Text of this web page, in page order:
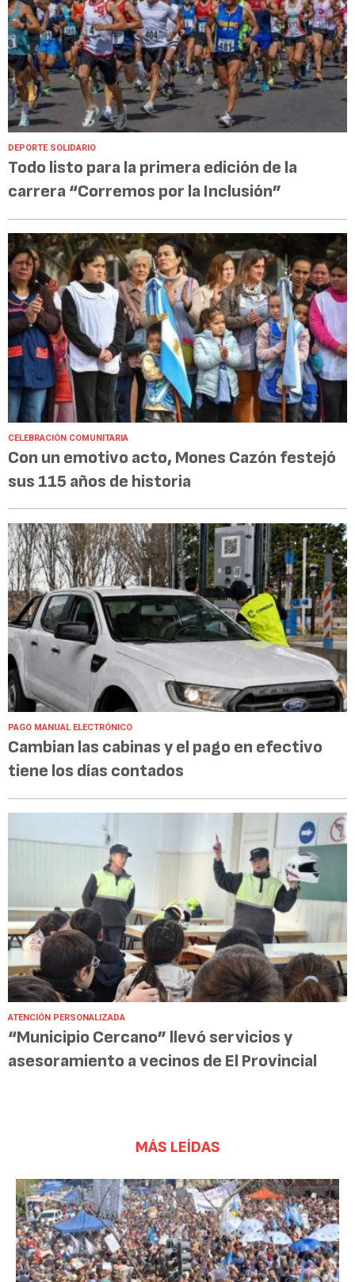
DEPORTE SOLIDARIO
Todo listo para la primera edición de la
carrera “Corremos por la Inclusión”
CELEBRACIÓN COMUNITARIA
Con un emotivo acto, Mones Cazón festejó
sus 115 años de historia
PAGO MANUAL ELECTRÓNICO
Cambian las cabinas y el pago en efectivo
tiene los días contados
ATENCIÓN PERSONALIZADA
“Municipio Cercano” llevó servicios y
asesoramiento a vecinos de El Provincial
MÁS LEÍDAS